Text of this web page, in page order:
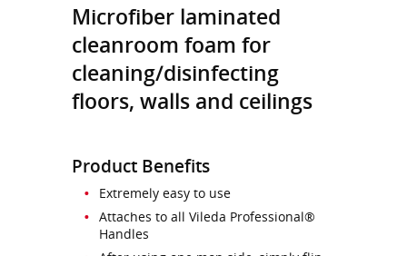
Microfiber laminated
cleanroom foam for
cleaning/disinfecting
floors, walls and ceilings
Product Benefits
Extremely easy to use
Attaches to all Vileda Professional®
Handles